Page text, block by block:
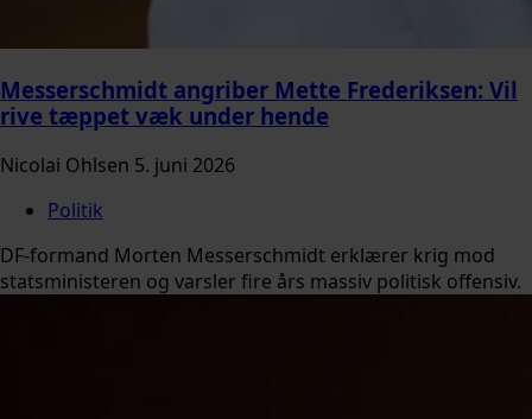
Messerschmidt angriber Mette Frederiksen: Vil
rive tæppet væk under hende
Nicolai Ohlsen 5. juni 2026
Politik
DF-formand Morten Messerschmidt erklærer krig mod
statsministeren og varsler fire års massiv politisk offensiv.